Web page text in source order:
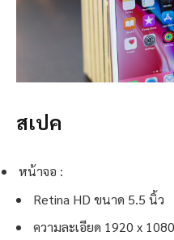
สเปค
หน้าจอ :
Retina HD ขนาด 5.5 นิ้ว
ความละเอียด 1920 x